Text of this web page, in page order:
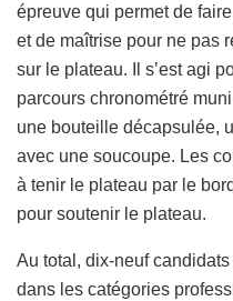
épreuve qui permet de
et de maîtrise pour ne pas
sur le plateau. Il s’est agi
parcours chronométré
une bouteille décapsulée,
avec une soucoupe. Les
à tenir le plateau par le
pour soutenir le plateau.
Au total, dix-neuf
dans les catégories